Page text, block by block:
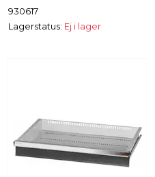
930617
Lagerstatus: Ej i lager